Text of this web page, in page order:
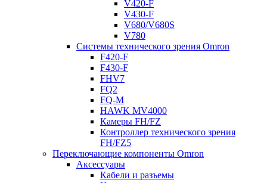
V420-F
V430-F
V680/V680S
V780
Системы технического зрения Omron
F420-F
F430-F
FHV7
FQ2
FQ-M
HAWK MV4000
Камеры FH/FZ
Контроллер технического зрения
FH/FZ5
Переключающие компоненты Omron
Аксессуары
Кабели и разъемы